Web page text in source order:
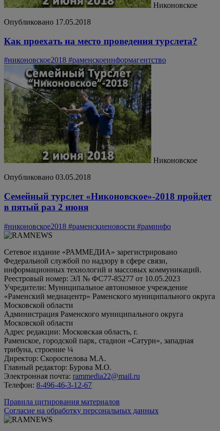
Никоновское
Опубликовано 17.05.2018
Как проехать на место проведения турслета?
#никоновское2018 #раменскоеинформагентство
Никоновское
Опубликовано 03.05.2018
Семейный турслет «Никоновское»-2018 пройдет
в пятый раз 2 июня
#никоновское2018 #раменскиеновости #раминфо
Сетевое издание «РАММЕДИА» зарегистрировано
Федеральной службой по надзору в сфере связи,
информационных технологий и массовых коммуникаций.
Реестровый номер: ЭЛ № ФС77-85277 от 10.05.2023
Учредители: Муниципальное автономное учреждение
«Раменский медиацентр» Раменского муниципального округа
Московской области
Администрация Раменского муниципального округа
Московской области
Адрес редакции: Московская область, г.
Раменское, городской парк, стадион «Сатурн», западная
трибуна, строение ¼
Директор: Скороспелова М.А.
Главный редактор: Бурова М.О.
Электронная почта: rammedia22@mail.ru
Телефон: 8-496-46-3-12-67
Правила цитирования материалов
Согласие на обработку персональных данных